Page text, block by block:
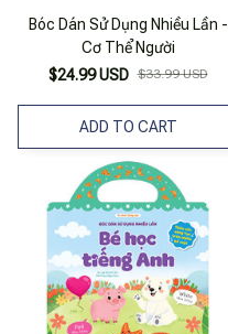
Bóc Dán Sử Dụng Nhiều Lần -
Cơ Thể Người
$24.99 USD $33.99 USD
ADD TO CART